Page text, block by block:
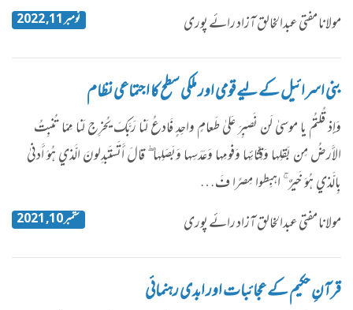
مولانا مفتی عبدالخالق آزاد رائے پوری
نومبر 11, 2022
بنی اسرائیل کے لیے قومی اور ملکی سطح کا اجتماعی نظام
وَإِذ قُلتُم يا موسىٰ لَن نَصبِرَ عَلىٰ طَعامٍ واحِدٍ فَادعُ لَنا رَبَّكَ يُخرِج لَنا مِمّا تُنبِتُ
الأَرضُ مِن بَقلِها وَقِثّائِها وَفومِها وَعَدَسِها وَبَصَلِها ۖ قالَ أَتَستَبدِلونَ الَّذي هُوَ أَدنىٰ
بِالَّذي هُوَ خَيرٌ ۚ اهبِطوا مِصرًا فَ…
مولانا مفتی عبدالخالق آزاد رائے پوری
ستمبر 10, 2021
قرآنِ حکیم کے عجائبات اور ابدی رہنمائی